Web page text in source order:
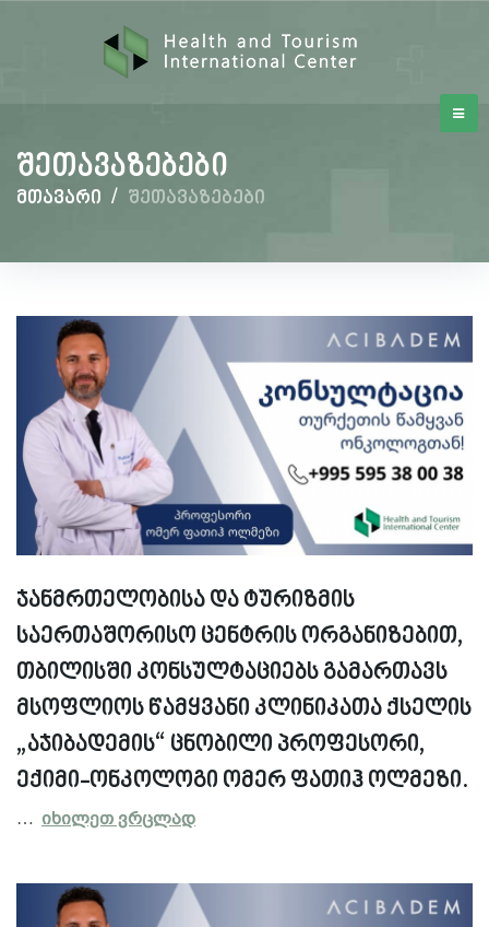
შეთავაზებები
მთავარი / შეთავაზებები
შეთავაზებები
ჯანმრთელობისა და ტურიზმის
საერთაშორისო ცენტრის ორგანიზებით,
თბილისში კონსულტაციებს გამართავს
მსოფლიოს წამყვანი კლინიკათა ქსელის
„აჯიბადემის“ ცნობილი პროფესორი,
ექიმი-ონკოლოგი ომერ ფათიჰ ოლმეზი.
… იხილეთ ვრცლად